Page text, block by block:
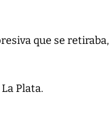
que se retiraba,
Plata.